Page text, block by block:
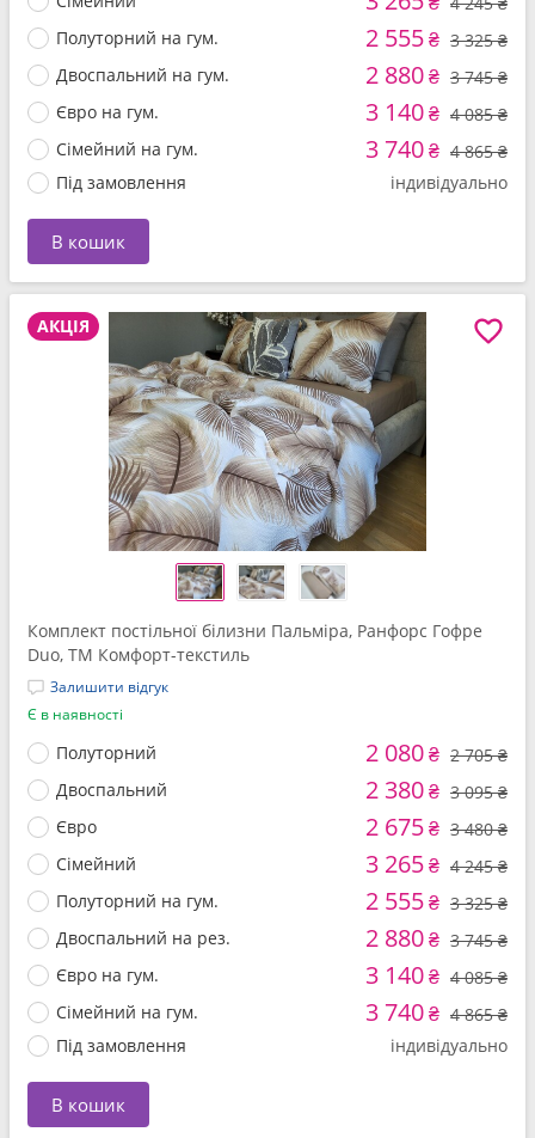
Полуторний на гум.
2 555₴ 3 325 ₴
Двоспальний на гум.
2 880₴ 3 745 ₴
Євро на гум.
3 140₴ 4 085 ₴
Сімейний на гум.
3 740₴ 4 865 ₴
Під замовлення
індивідуально
В кошик
АКЦІЯ
Комплект постільної білизни Пальміра, Ранфорс Гофре
Duo, ТМ Комфорт-текстиль
Залишити відгук
Є в наявності
Полуторний 2 080₴ 2 705 ₴
Двоспальний
2 380₴ 3 095 ₴
Євро
2 675₴ 3 480 ₴
Сімейний
3 265₴ 4 245 ₴
Полуторний на гум.
2 555₴ 3 325 ₴
Двоспальний на рез.
2 880₴ 3 745 ₴
Євро на гум.
3 140₴ 4 085 ₴
Сімейний на гум.
3 740₴ 4 865 ₴
Під замовлення
індивідуально
В кошик